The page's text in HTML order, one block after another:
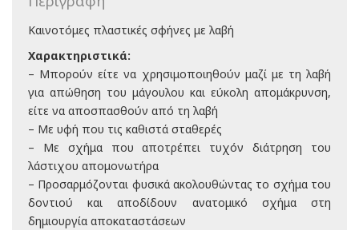
Καινοτόμες πλαστικές σφήνες με λαβή
Χαρακτηριστικά:
– Μπορούν είτε να χρησιμοποιηθούν μαζί με τη λαβή
για απώθηση του μάγουλου και εύκολη απομάκρυνση,
είτε να αποσπασθούν από τη λαβή
– Με υφή που τις καθιστά σταθερές
– Με σχήμα που αποτρέπει τυχόν διάτρηση του
λάστιχου απομονωτήρα
– Προσαρμόζονται φυσικά ακολουθώντας το σχήμα του
δοντιού και αποδίδουν ανατομικό σχήμα στη
δημιουργία αποκαταστάσεων